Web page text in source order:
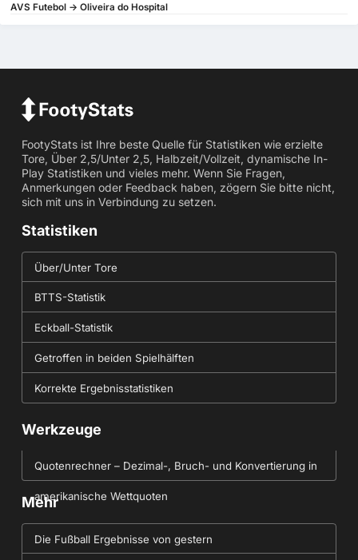
AVS Futebol -> Oliveira do Hospital
FootyStats ist Ihre beste Quelle für Statistiken wie erzielte
Tore, Über 2,5/Unter 2,5, Halbzeit/Vollzeit, dynamische In-
Play Statistiken und vieles mehr. Wenn Sie Fragen,
Anmerkungen oder Feedback haben, zögern Sie bitte nicht,
sich mit uns in Verbindung zu setzen.
Statistiken
Über/Unter Tore
BTTS-Statistik
Eckball-Statistik
Getroffen in beiden Spielhälften
Korrekte Ergebnisstatistiken
Werkzeuge
Quotenrechner – Dezimal-, Bruch- und Konvertierung in
amerikanische Wettquoten
Mehr
Die Fußball Ergebnisse von gestern